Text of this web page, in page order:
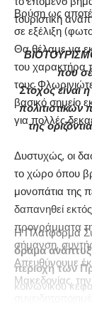
τουριστική
που
Στόχος είναι
της
Η Πλατφόρμα
όραμα
περιοχή των
κοινωνικού
Βρύση ως
σε εξέλιξη
Θα θέλαμε να
του χαρακτήρα
τους
βασικό σημείο
για πολλές
Δυστυχώς, οι
το χώρο όπου
μονοπάτια της
δαπανηθεί
προγράμματα
σήμανση,
Απευθύνουμε
Μακεδονίας,